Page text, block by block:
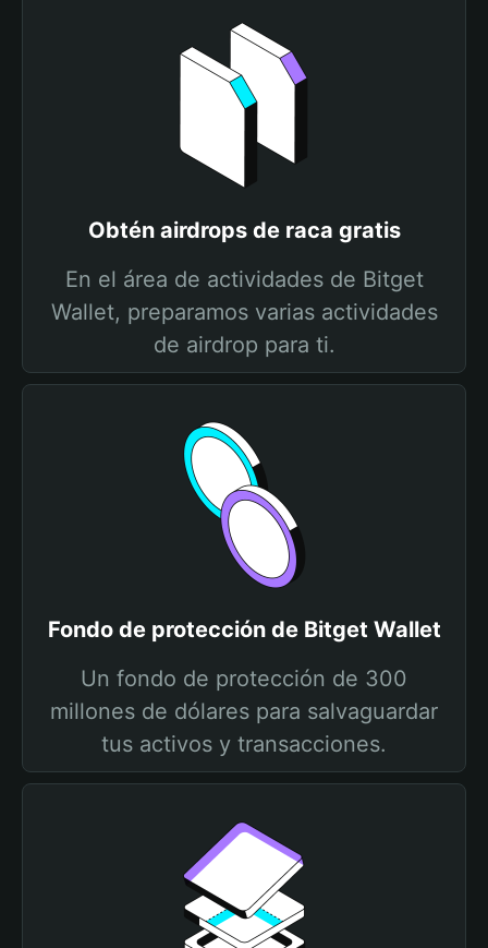
Obtén airdrops de raca gratis
En el área de actividades de Bitget
Wallet, preparamos varias actividades
de airdrop para ti.
Fondo de protección de Bitget Wallet
Un fondo de protección de 300
millones de dólares para salvaguardar
tus activos y transacciones.